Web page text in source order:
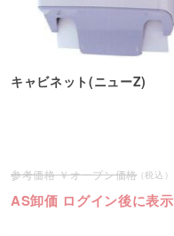
キャビネット(ニューZ)
オープン価格
AS卸価 ログイン後に表示